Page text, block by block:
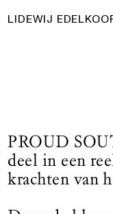
PRODUCT:
LIDEWIJ
PROUD
deel in een
krachten van